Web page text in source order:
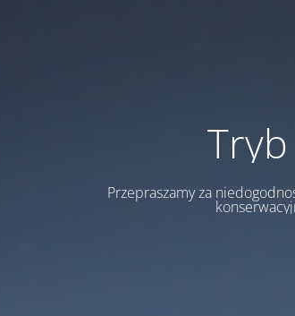
Przepraszamy za